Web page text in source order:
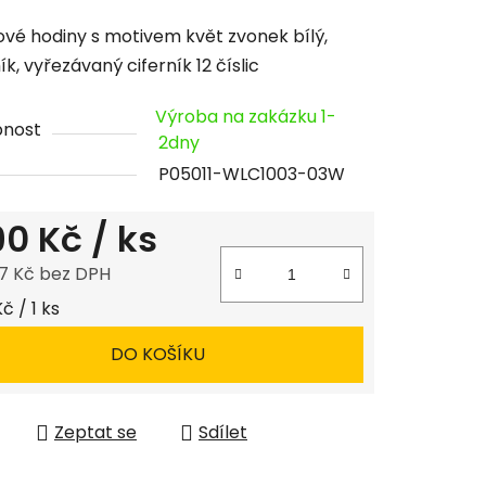
hodiny s motivem květ zvonek bílý,
vyřezávaný ciferník 12 číslic
Výroba na zakázku 1-
2dny
P05011-WLC1003-03W
Kč / ks
Kč bez DPH
cena:
/ 1 ks
DO KOŠÍKU
Zeptat se Sdílet